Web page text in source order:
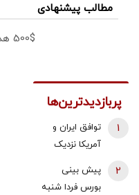
مطالب پیشنهادی
500$ هدیه به کاربران جدید،ثبت نام کن
پربازدیدترین‌ها
توافق ایران و
آمریکا نزدیک
خزانه‌داری آمریکا
1
پیش بینی
بورس فردا شنبه
2